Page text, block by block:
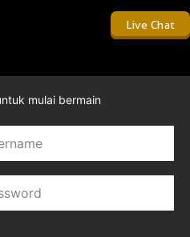
Live Chat
mulai bermain